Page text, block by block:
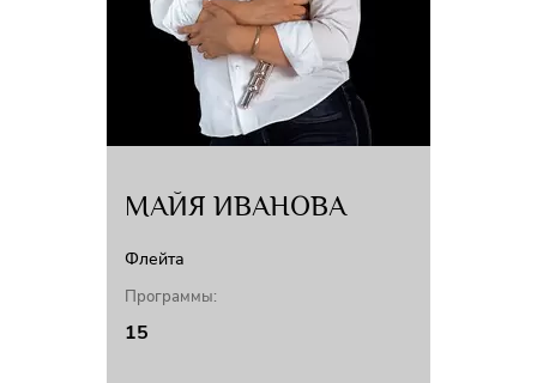
МАЙЯ ИВАНОВА
Флейта
Программы:
15